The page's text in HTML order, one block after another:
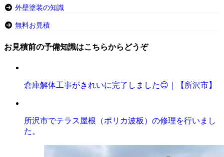
外壁塗装の知識
無料お見積
お見積前の予備知識はこちらからどうぞ
倉庫解体工事がきれいに完了しました😊｜【所沢市】
所沢市でテラス屋根（ポリカ波板）の修理を行いまし
た。